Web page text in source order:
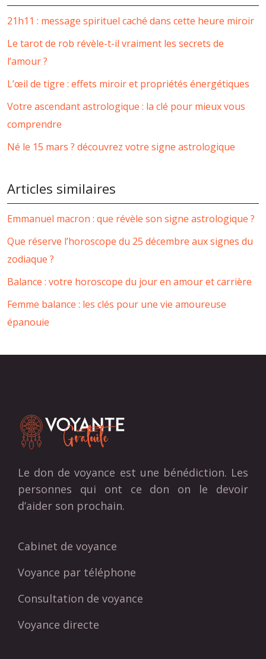
21h11 : message spirituel caché dans cette heure miroir
Le tarot de rob révèle-t-il vraiment les secrets de
l’amour ?
L’œil de tigre : effets miroir et propriétés énergétiques
Votre ascendant astrologique : la clé pour mieux vous
comprendre
Né le 15 mars ? découvrez votre signe astrologique
Articles similaires
Emmanuel macron : que révèle son signe astrologique ?
Que réserve l’horoscope du 25 décembre aux signes du
zodiaque ?
Balance : votre horoscope du jour en amour et carrière
Femme balance : les clés pour une vie amoureuse
épanouie
Le don de voyance est une bénédiction. Les
personnes qui ont ce don on le devoir
d’aider son prochain.
Cabinet de voyance
Voyance par téléphone
Consultation de voyance
Voyance directe